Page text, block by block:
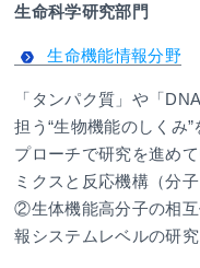
生命科学研究部門
生命機能情報分野
「タンパク質」や「
担う“生物機能のしくみ
プローチで研究を進め
ミクスと反応機構（分
②生体機能高分子の相
報システムレベルの研究